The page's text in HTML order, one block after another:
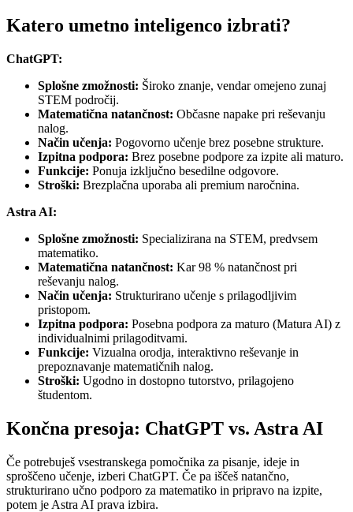
Katero umetno inteligenco izbrati?
ChatGPT:
Splošne zmožnosti: Široko znanje, vendar omejeno zunaj
STEM področij.
Matematična natančnost: Občasne napake pri reševanju
nalog.
Način učenja: Pogovorno učenje brez posebne strukture.
Izpitna podpora: Brez posebne podpore za izpite ali maturo.
Funkcije: Ponuja izključno besedilne odgovore.
Stroški: Brezplačna uporaba ali premium naročnina.
Astra AI:
Splošne zmožnosti: Specializirana na STEM, predvsem
matematiko.
Matematična natančnost: Kar 98 % natančnost pri
reševanju nalog.
Način učenja: Strukturirano učenje s prilagodljivim
pristopom.
Izpitna podpora: Posebna podpora za maturo (Matura AI) z
individualnimi prilagoditvami.
Funkcije: Vizualna orodja, interaktivno reševanje in
prepoznavanje matematičnih nalog.
Stroški: Ugodno in dostopno tutorstvo, prilagojeno
študentom.
Končna presoja: ChatGPT vs. Astra AI
Če potrebuješ vsestranskega pomočnika za pisanje, ideje in
sproščeno učenje, izberi ChatGPT. Če pa iščeš natančno,
strukturirano učno podporo za matematiko in pripravo na izpite,
potem je Astra AI prava izbira.